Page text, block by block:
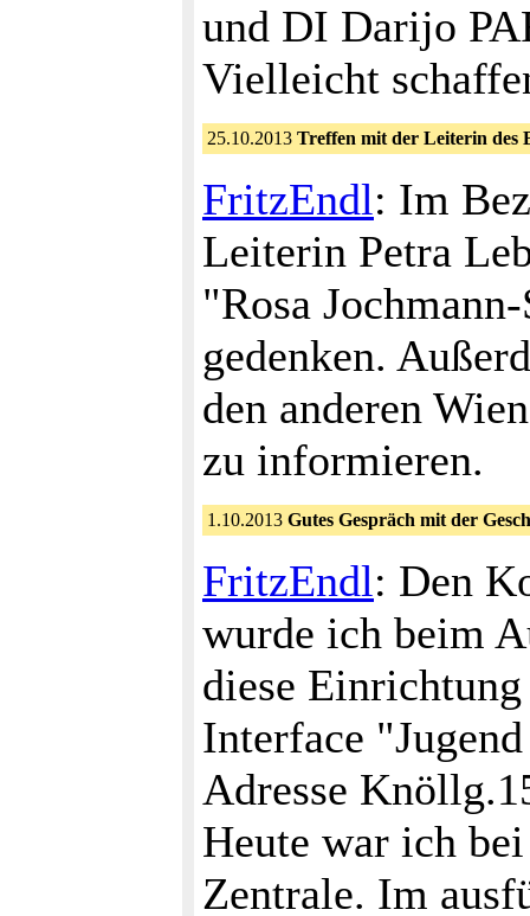
und DI Darijo
Vielleicht
25.10.2013 Treffen mit der Leiterin des
FritzEndl: Im
Leiterin Petra
"Rosa
gedenken.
den anderen
zu informieren.
1.10.2013 Gutes Gespräch mit der
FritzEndl: Den
wurde ich beim
diese
Interface
Adresse
Heute war ich
Zentrale. Im